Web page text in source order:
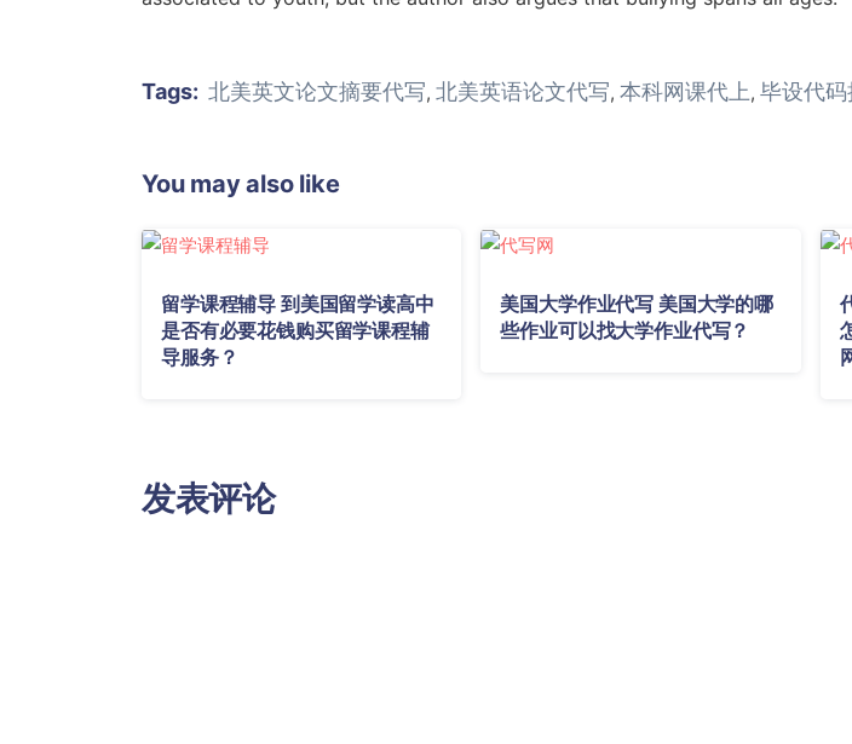
Tags: 北美英文论文摘要代写, 北美英语论文代写, 本科网课代上, 毕设代
You may also like
留学课程辅导 到美国留学读高中
是否有必要花钱购买留学课程辅
导服务？
美国大学作业代写 美国大学的哪
些作业可以找大学作业代写？
发表评论